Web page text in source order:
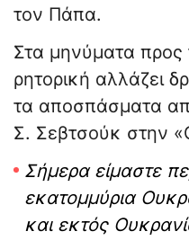
τον Πάπα.
Στα μηνύματα προς
ρητορική αλλάζει
τα αποσπάσματα
Σ. Σεβτσούκ στην
Σήμερα είμαστε
εκατομμύρια
και εκτός